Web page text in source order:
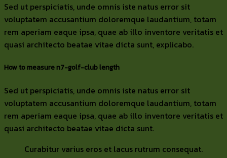
Sed ut perspiciatis, unde omnis iste natus error sit
voluptatem accusantium doloremque laudantium, totam
rem aperiam eaque ipsa, quae ab illo inventore veritatis et
quasi architecto beatae vitae dicta sunt, explicabo.
How to measure n7-golf-club length
Sed ut perspiciatis, unde omnis iste natus error sit
voluptatem accusantium doloremque laudantium, totam
rem aperiam eaque ipsa, quae ab illo inventore veritatis et
quasi architecto beatae vitae dicta sunt.
Curabitur varius eros et lacus rutrum consequat.